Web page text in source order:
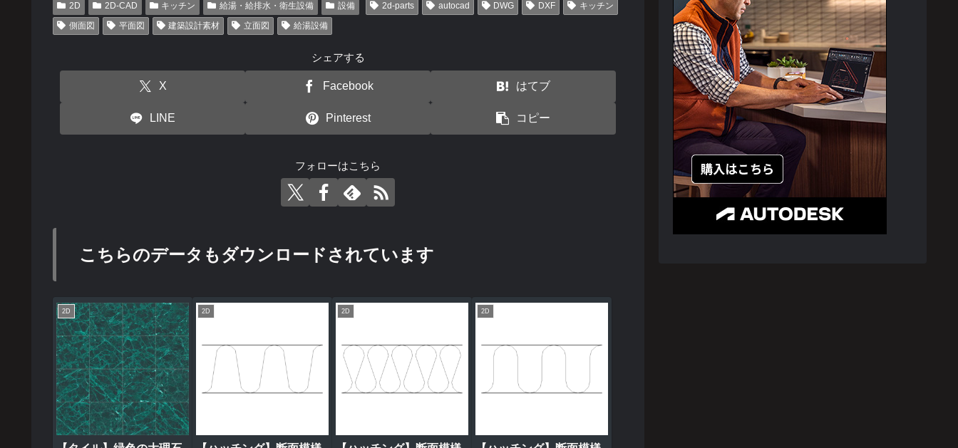
2D 2D-CAD キッチン 給湯・給排水・衛生設備 設備 2d-parts autocad DWG DXF
キッチン
側面図
平面図 建築設計素材 立面図 給湯設備
シェアする
X Facebook はてブ
LINE Pinterest コピー
フォローはこちら
こちらのデータもダウンロードされています
2D 2D 2D 2D